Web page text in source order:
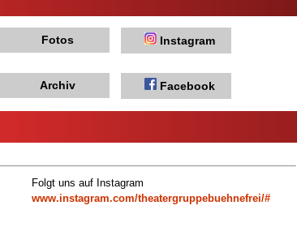
Fotos Instagram
Archiv Facebook
Folgt uns auf Instagram
www.instagram.com/theatergruppebuehnefrei/#